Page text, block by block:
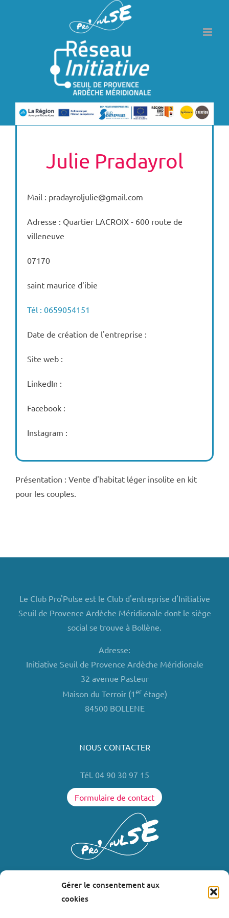
Gérer le consentement aux
cookies
Julie Pradayrol
Mail : pradayroljulie@gmail.com
Adresse : Quartier LACROIX - 600 route de
villeneuve
07170
saint maurice d'ibie
Tél : 0659054151
Date de création de l'entreprise :
Site web :
LinkedIn :
Facebook :
Instagram :
Présentation : Vente d'habitat léger insolite en kit
pour les couples.
Le Club Pro'Pulse est le Club d'entreprise d'Initiative
Seuil de Provence Ardèche Méridionale dont le siège
social se trouve à Bollène.
Adresse:
Initiative Seuil de Provence Ardèche Méridionale
32 avenue Pasteur
Maison du Terroir (1erétage)
84500 BOLLENE
NOUS CONTACTER
Tél. 04 90 30 97 15
Formulaire de contact